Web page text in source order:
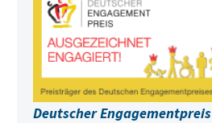
Deutscher Engagementpreis